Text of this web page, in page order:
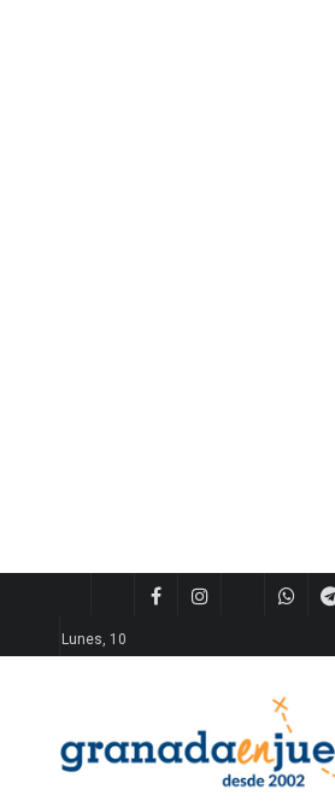
Lunes, 10